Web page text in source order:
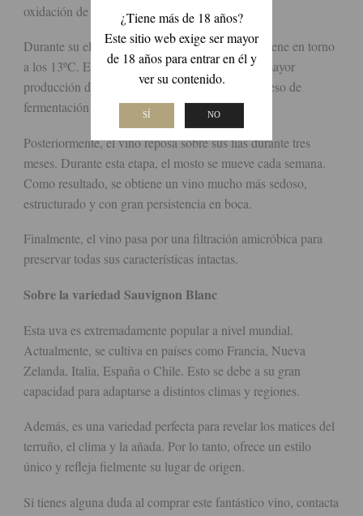
¿Tiene más de 18 años?
Este sitio web exige ser mayor
de 18 años para entrar en él y
ver su contenido.
SÍ NO
oxidación de los racimos.
Durante su elaboración, la fermentación se mantiene en torno
a los 13ºC. Esta baja temperatura favorece una mayor
producción de aromas. Por consiguiente, el proceso de
fermentación se alarga hasta 25 días.
Posteriormente, el vino reposa sobre sus lías durante tres
meses. Durante esta etapa, el mosto se mueve cada semana.
Como resultado, se obtiene un vino mucho más sedoso,
estructurado y con gran persistencia en boca.
Finalmente, el vino pasa por una filtración amicróbica para
preservar todas sus características intactas.
Sobre la variedad Sauvignon Blanc
Esta uva es extremadamente popular a nivel mundial.
Actualmente, se cultiva en países como Francia, Nueva
Zelanda, Italia, España o Chile. Esto se debe a su gran
capacidad para adaptarse a distintos climas y regiones.
Además, es una variedad perfecta para revelar los matices del
terruño, el clima y la añada. Por lo tanto, ofrece un estilo
único y refleja fielmente su lugar de origen.
Si tienes alguna duda al comprar este fantástico vino, contacta